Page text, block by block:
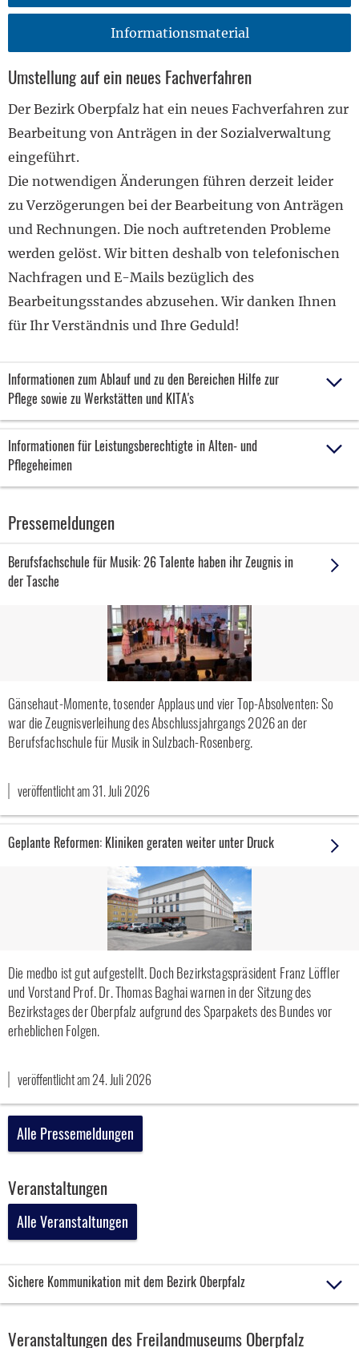
Informationsmaterial
Umstellung auf ein neues Fachverfahren
Der Bezirk Oberpfalz hat ein neues Fachverfahren zur
Bearbeitung von Anträgen in der Sozialverwaltung
eingeführt.
Die notwendigen Änderungen führen derzeit leider
zu Verzögerungen bei der Bearbeitung von Anträgen
und Rechnungen. Die noch auftretenden Probleme
werden gelöst. Wir bitten deshalb von telefonischen
Nachfragen und E-Mails bezüglich des
Bearbeitungsstandes abzusehen. Wir danken Ihnen
für Ihr Verständnis und Ihre Geduld!
Informationen zum Ablauf und zu den Bereichen Hilfe zur
Pflege sowie zu Werkstätten und KITA's
Informationen für Leistungsberechtigte in Alten- und
Pflegeheimen
Pressemeldungen
Berufsfachschule für Musik: 26 Talente haben ihr Zeugnis in
der Tasche
Gänsehaut-Momente, tosender Applaus und vier Top-Absolventen: So
war die Zeugnisverleihung des Abschlussjahrgangs 2026 an der
Berufsfachschule für Musik in Sulzbach-Rosenberg.
veröffentlicht am 31. Juli 2026
Geplante Reformen: Kliniken geraten weiter unter Druck
Die medbo ist gut aufgestellt. Doch Bezirkstagspräsident Franz Löffler
und Vorstand Prof. Dr. Thomas Baghai warnen in der Sitzung des
Bezirkstages der Oberpfalz aufgrund des Sparpakets des Bundes vor
erheblichen Folgen.
veröffentlicht am 24. Juli 2026
Alle Pressemeldungen
Veranstaltungen
Alle Veranstaltungen
Sichere Kommunikation mit dem Bezirk Oberpfalz
Veranstaltungen des Freilandmuseums Oberpfalz